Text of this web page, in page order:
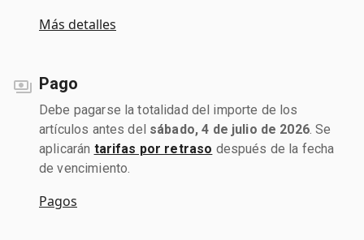
Más detalles
Pago
Debe pagarse la totalidad del importe de los
artículos antes del sábado, 4 de julio de 2026. Se
aplicarán tarifas por retraso después de la fecha
de vencimiento.
Pagos